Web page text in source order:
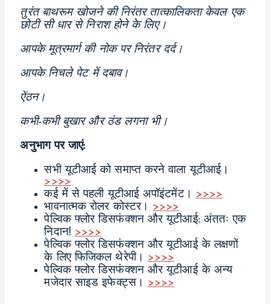
तुरंत बाथरूम खोजने की निरंतर तात्कालिकता केवल एक
छोटी सी धार से निराश होने के लिए।
आपके मूत्रमार्ग की नोक पर निरंतर दर्द।
आपके निचले पेट में दबाव।
ऐंठन।
कभी-कभी बुखार और ठंड लगना भी।
अनुभाग पर जाएं:
सभी यूटीआई को समाप्त करने वाला यूटीआई।
>>>>
कई में से पहली यूटीआई अपॉइंटमेंट। >>>>
भावनात्मक रोलर कोस्टर। >>>>
पेल्विक फ्लोर डिसफंक्शन और यूटीआई: अंततः एक
निदान! >>>>
पेल्विक फ्लोर डिसफंक्शन और यूटीआई के लक्षणों
के लिए फिजिकल थेरेपी। >>>>
पेल्विक फ्लोर डिसफंक्शन और यूटीआई के अन्य
मजेदार साइड इफेक्ट्स। >>>>